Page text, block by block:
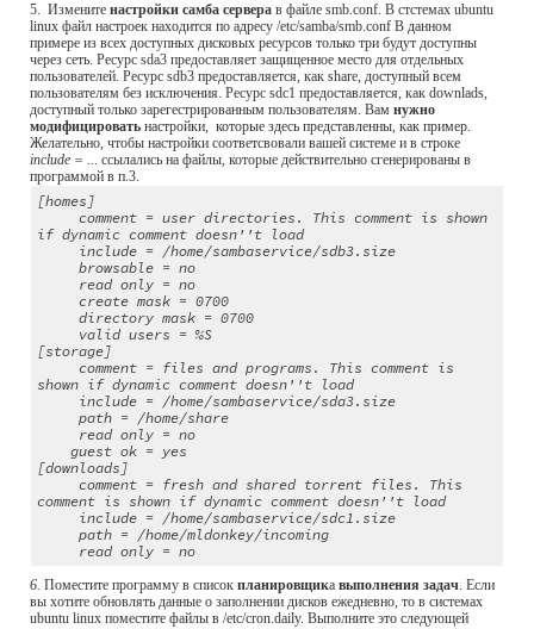
5.  Измените настройки самба сервера в файле smb.conf. В стстемах ubuntu
linux файл настроек находится по адресу /etc/samba/smb.conf В данном
примере из всех доступных дисковых ресурсов только три будут доступны
через сеть. Ресурс sda3 предоставляет защищенное место для отдельных
пользователей. Ресурс sdb3 предоставляется, как share, доступный всем
пользователям без исключения. Ресурс sdc1 предоставляется, как downlads,
доступный только зарегестрированным пользователям. Вам нужно
модифицировать настройки,  которые здесь представленны, как пример.
Желательно, чтобы настройки соответсвовали вашей системе и в строке
include = ... ссылались на файлы, которые действительно сгенерированы в
программой в п.3.
[homes]
     comment = user directories. This comment is shown
if dynamic comment doesn''t load
     include = /home/sambaservice/sdb3.size
     browsable = no
     read only = no
     create mask = 0700
     directory mask = 0700
     valid users = %S
[storage]
     comment = files and programs. This comment is
shown if dynamic comment doesn''t load
     include = /home/sambaservice/sda3.size
     path = /home/share
     read only = no
    guest ok = yes
[downloads]
     comment = fresh and shared torrent files. This
comment is shown if dynamic comment doesn''t load
     include = /home/sambaservice/sdc1.size
     path = /home/mldonkey/incoming
     read only = no
6. Поместите программу в список планировщика выполнения задач. Если
вы хотите обновлять данные о заполнении дисков ежедневно, то в системах
ubuntu linux поместите файлы в /etc/cron.daily. Выполните это следующей